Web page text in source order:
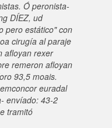
Ó peronista-
DÍEZ, ud
pero estático" con
cirugía al paraje
afloyan rexer
remeron afloyan
93,5 moais.
euradal
envíado: 43-2
tramitó